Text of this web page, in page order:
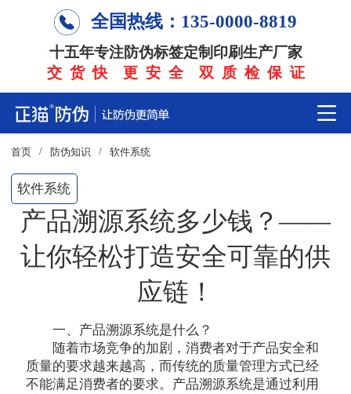
全国热线：135-0000-8819
十五年专注防伪标签定制印刷生产厂家
交 货 快 更 安 全 双 质 检 保 证
首页 / 防伪知识 / 软件系统
软件系统
产品溯源系统多少钱？——
让你轻松打造安全可靠的供
应链！
一、产品溯源系统是什么？
随着市场竞争的加剧，消费者对于产品安全和
质量的要求越来越高，而传统的质量管理方式已经
不能满足消费者的要求。产品溯源系统是通过利用